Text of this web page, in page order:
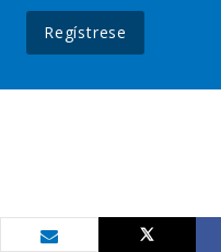
Regístrese